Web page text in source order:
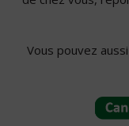
Vous pouvez